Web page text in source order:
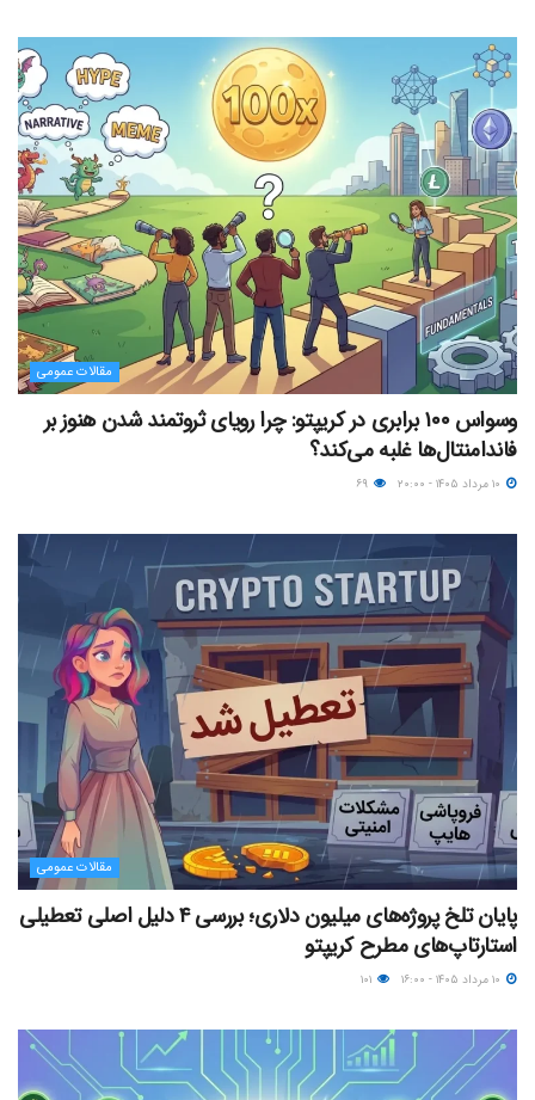
مقالات عمومی
وسواس ۱۰۰ برابری در کریپتو: چرا رویای ثروتمند شدن هنوز بر
فاندامنتال‌ها غلبه می‌کند؟
مقالات عمومی
پایان تلخ پروژه‌های میلیون دلاری؛ بررسی ۴ دلیل اصلی تعطیلی
استارتاپ‌های مطرح کریپتو